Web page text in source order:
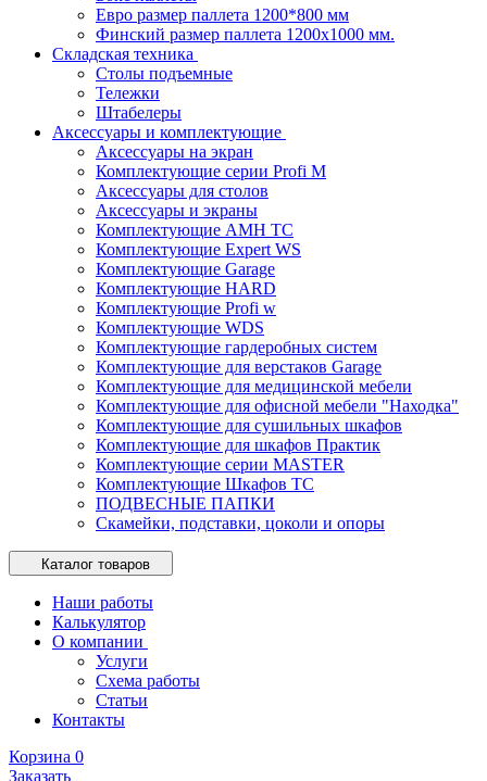
Евро размер паллета 1200*800 мм
Финский размер паллета 1200х1000 мм.
Складская техника
Столы подъемные
Тележки
Штабелеры
Аксессуары и комплектующие
Аксессуары на экран
Комплектующие серии Profi M
Аксессуары для столов
Аксессуары и экраны
Комплектующие AMH TC
Комплектующие Expert WS
Комплектующие Garage
Комплектующие HARD
Комплектующие Profi w
Комплектующие WDS
Комплектующие гардеробных систем
Комплектующие для верстаков Garage
Комплектующие для медицинской мебели
Комплектующие для офисной мебели "Находка"
Комплектующие для сушильных шкафов
Комплектующие для шкафов Практик
Комплектующие серии MASTER
Комплектующие Шкафов ТС
ПОДВЕСНЫЕ ПАПКИ
Скамейки, подставки, цоколи и опоры
Каталог товаров
Наши работы
Калькулятор
О компании
Услуги
Схема работы
Статьи
Контакты
Корзина 0
Заказать